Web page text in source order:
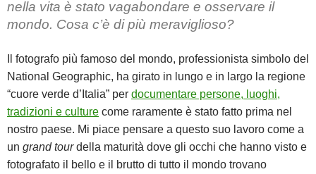
nella vita è stato vagabondare e osservare il
mondo. Cosa c’è di più meraviglioso?
Il fotografo più famoso del mondo, professionista simbolo del
National Geographic, ha girato in lungo e in largo la regione
“cuore verde d’Italia” per documentare persone, luoghi,
tradizioni e culture come raramente è stato fatto prima nel
nostro paese. Mi piace pensare a questo suo lavoro come a
un grand tourdella maturità dove gli occhi che hanno visto e
fotografato il bello e il brutto di tutto il mondo trovano